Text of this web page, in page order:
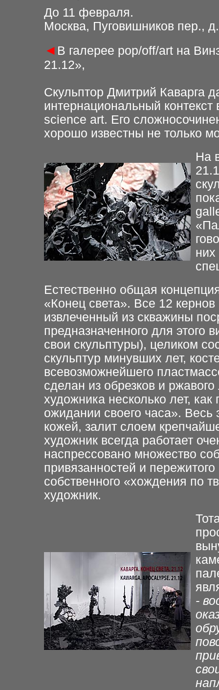
До 11 февраля.
Москва, Пуговишников пер.,
◄ В галерее pop/off/art на
21.12»,
Скульптор Дмитрий Каварга
интернациональный контекст
science art. Его
хорошо известны не только
На
Естественно общая
«Конец света». Все 12
извлеченный из скважины
предназначенного для этого
свои скульптуры), целиком
скульптур минувших лет,
всевозможнейшего
сделан из обрезков и
художника несколько лет,
ожидании своего часа». Весь
кожей, залит слоем
художник всегда работает
наспрессовано множество
привязанностей и
собственного «хождения по
художник.
-